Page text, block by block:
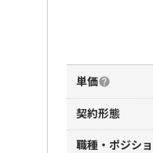
単価
契約形態
職種・ポジシ